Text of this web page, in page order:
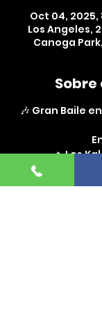
Oct 04, 2025,
Los Angeles,
Canoga Park,
🎶 Gran Baile
🔥 Los
🔥